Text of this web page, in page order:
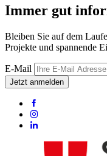
Immer gut
Bleiben Sie auf dem
Projekte und spannende
E-Mail
Jetzt anmelden